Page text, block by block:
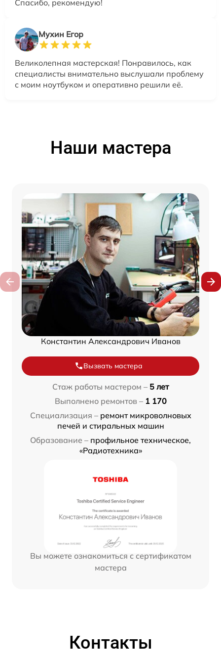
Спасибо, рекомендую!
Мухин Егор
Великолепная мастерская! Понравилось, как
специалисты внимательно выслушали проблему
с моим ноутбуком и оперативно решили её.
Наши мастера
Константин Александрович Иванов
Вызвать мастера
Стаж работы мастером – 5 лет
Выполнено ремонтов – 1 170
Специализация – ремонт микроволновых
печей и стиральных машин
Образование – профильное техническое,
«Радиотехника»
Вы можете ознакомиться с сертификатом
мастера
Контакты